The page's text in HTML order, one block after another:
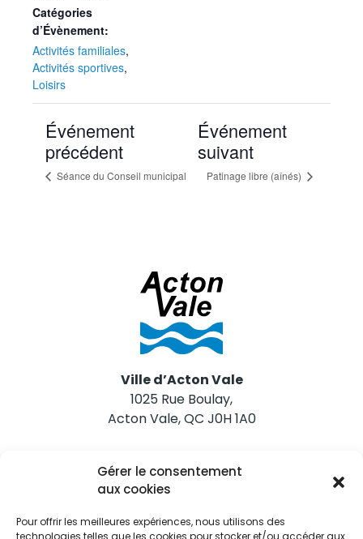
Gérer le consentement
aux cookies
Pour offrir les meilleures expériences, nous utilisons des
technologies telles que les cookies pour stocker et/ou accéder aux
Catégories
d’Évènement:
Activités familiales,
Activités sportives,
Loisirs
Événement
précédent
Séance du Conseil municipal
Événement
suivant
Patinage libre (aînés)
Ville d’Acton Vale
1025 Rue Boulay,
Acton Vale, QC J0H 1A0
Nous joindre
Tél. 450 546-2703